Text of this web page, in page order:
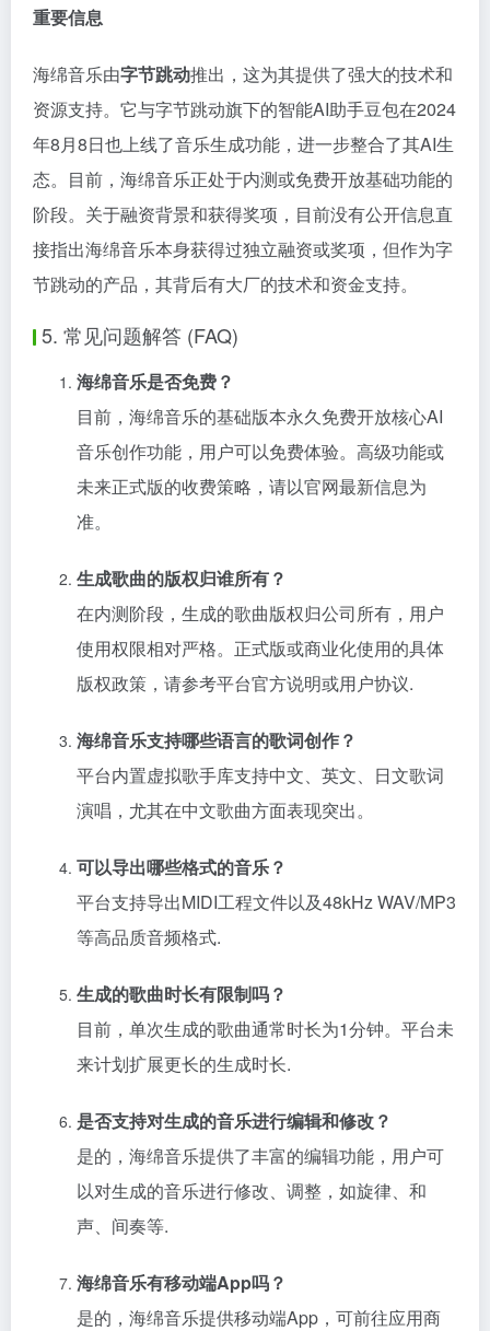
重要信息
海绵音乐由字节跳动推出，这为其提供了强大的技术和
资源支持。它与字节跳动旗下的智能AI助手豆包在2024
年8月8日也上线了音乐生成功能，进一步整合了其AI生
态。目前，海绵音乐正处于内测或免费开放基础功能的
阶段。关于融资背景和获得奖项，目前没有公开信息直
接指出海绵音乐本身获得过独立融资或奖项，但作为字
节跳动的产品，其背后有大厂的技术和资金支持。
5. 常见问题解答 (FAQ)
海绵音乐是否免费？
目前，海绵音乐的基础版本永久免费开放核心AI
音乐创作功能，用户可以免费体验。高级功能或
未来正式版的收费策略，请以官网最新信息为
准。
生成歌曲的版权归谁所有？
在内测阶段，生成的歌曲版权归公司所有，用户
使用权限相对严格。正式版或商业化使用的具体
版权政策，请参考平台官方说明或用户协议.
海绵音乐支持哪些语言的歌词创作？
平台内置虚拟歌手库支持中文、英文、日文歌词
演唱，尤其在中文歌曲方面表现突出。
可以导出哪些格式的音乐？
平台支持导出MIDI工程文件以及48kHz WAV/MP3
等高品质音频格式.
生成的歌曲时长有限制吗？
目前，单次生成的歌曲通常时长为1分钟。平台未
来计划扩展更长的生成时长.
是否支持对生成的音乐进行编辑和修改？
是的，海绵音乐提供了丰富的编辑功能，用户可
以对生成的音乐进行修改、调整，如旋律、和
声、间奏等.
海绵音乐有移动端App吗？
是的，海绵音乐提供移动端App，可前往应用商